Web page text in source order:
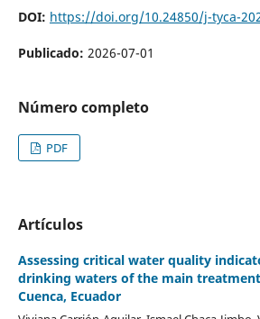
DOI: https://doi.org/10.24850/j-tyca-
Publicado: 2026-07-01
Número completo
PDF
Artículos
Assessing critical water quality
drinking waters of the main
Cuenca, Ecuador